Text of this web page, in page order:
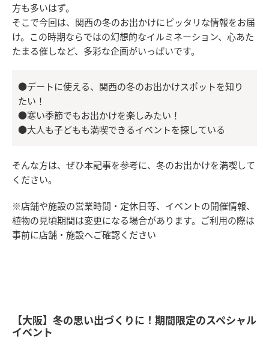
方も多いはず。
そこで今回は、関西の冬のお出かけにピッタリな情報をお届
け。この時期ならではの幻想的なイルミネーション、心あた
たまる催しなど、多彩な企画がいっぱいです。
●デートに使える、関西の冬のお出かけスポットを知り
たい！
●寒い季節でもお出かけを楽しみたい！
●大人も子どもも満喫できるイベントを探している
そんな方は、ぜひ本記事を参考に、冬のお出かけを満喫して
ください。
※店舗や施設の営業時間・定休日等、イベントの開催情報、
植物の見頃期間は変更になる場合があります。ご利用の際は
事前に店舗・施設へご確認ください
【大阪】冬の思い出づくりに！期間限定のスペシャル
イベント